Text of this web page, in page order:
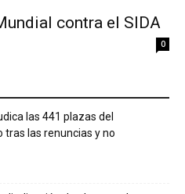
contra el SIDA
0
las 441 plazas del
las renuncias y no